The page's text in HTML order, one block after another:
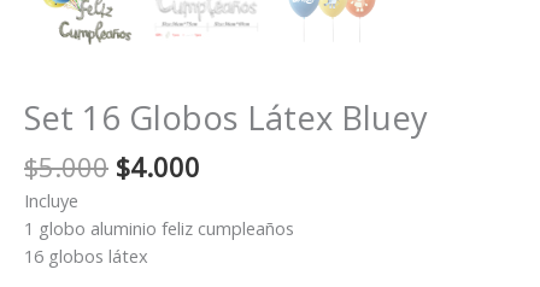
Set 16 Globos Látex Bluey
$5.000 El
original
era:
$4.000
actual
es:
Incluye
1 globo aluminio feliz cumpleaños
16 globos látex